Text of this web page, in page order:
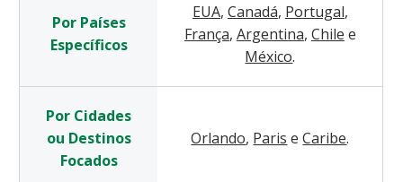
Por Países
Específicos
EUA, Canadá, Portugal,
França, Argentina, Chile e
México.
Por Cidades
ou Destinos
Focados
Orlando, Paris e Caribe.